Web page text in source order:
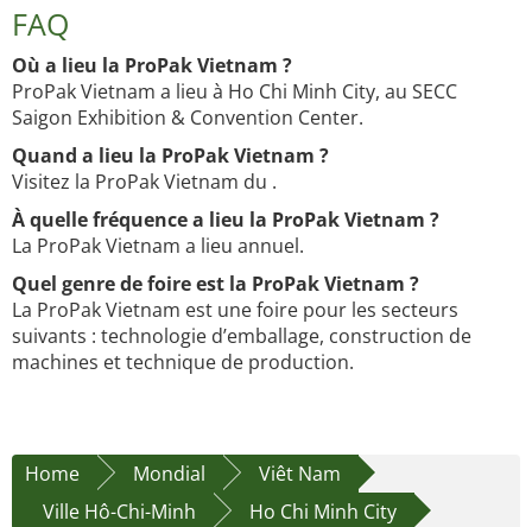
FAQ
Où a lieu la ProPak Vietnam ?
ProPak Vietnam a lieu à Ho Chi Minh City, au SECC
Saigon Exhibition & Convention Center.
Quand a lieu la ProPak Vietnam ?
Visitez la ProPak Vietnam du .
À quelle fréquence a lieu la ProPak Vietnam ?
La ProPak Vietnam a lieu annuel.
Quel genre de foire est la ProPak Vietnam ?
La ProPak Vietnam est une foire pour les secteurs
suivants : technologie d’emballage, construction de
machines et technique de production.
Home Mondial
Viêt Nam
Ville Hô-Chi-Minh
Ho Chi Minh City